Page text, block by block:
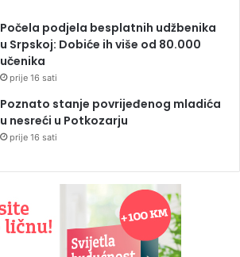
Počela podjela besplatnih udžbenika
u Srpskoj: Dobiće ih više od 80.000
učenika
prije 16 sati
Poznato stanje povrijeđenog mladića
u nesreći u Potkozarju
prije 16 sati